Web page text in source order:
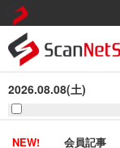
2026.08.08(土)
NEW! 会員記事